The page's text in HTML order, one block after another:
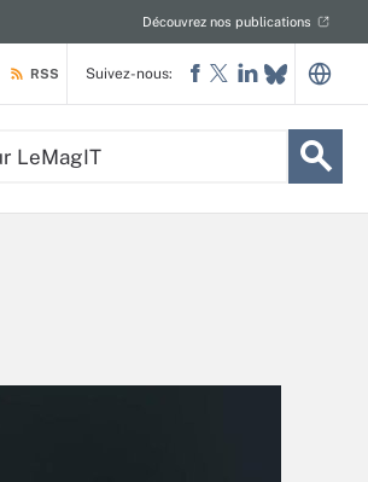
Découvrez nos publications
RSS Suivez-nous: